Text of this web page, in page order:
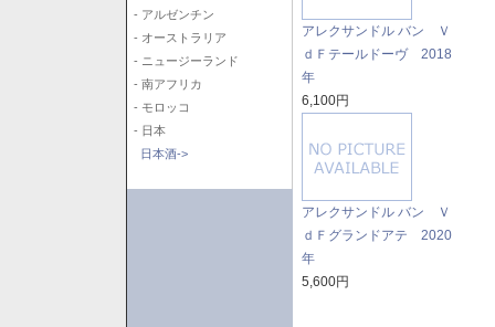
- アルゼンチン
- オーストラリア
- ニュージーランド
- 南アフリカ
- モロッコ
- 日本
日本酒->
アレクサンドル バン Ｖ
ｄＦテールドーヴ 2018
年
6,100円
アレクサンドル バン Ｖ
ｄＦグランドアテ 2020
年
5,600円